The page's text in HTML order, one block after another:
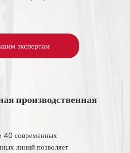
экспертам
производственная
40 современных
линий позволяет